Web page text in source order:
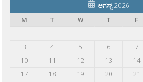
ಆಗಸ್ಟ್ 2026
M
T W T F
3
4 5 6 7
10
11 12 13 14
17
18 19 20 21